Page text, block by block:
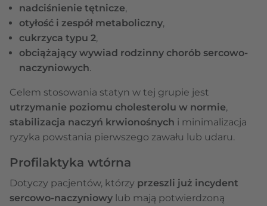
nadciśnienie tętnicze,
otyłość i zespół metaboliczny,
cukrzyca typu 2,
obciążający wywiad rodzinny chorób sercowo-
naczyniowych.
Celem stosowania statyn w tej grupie jest
utrzymanie poziomu cholesterolu w normie,
stabilizacja naczyń krwionośnych i minimalizacja
ryzyka powstania pierwszego zawału lub udaru.
Profilaktyka wtórna
Dotyczy pacjentów, którzy przeszli już incydent
sercowo-naczyniowy lub mają potwierdzoną